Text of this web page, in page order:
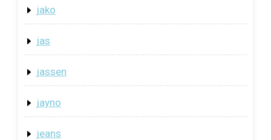
jako
jas
jassen
jayno
jeans